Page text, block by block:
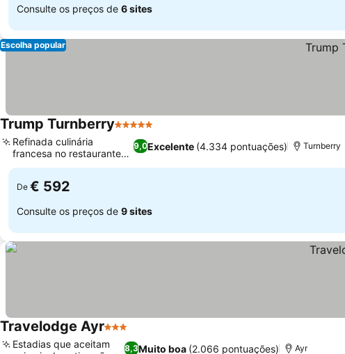
Consulte os preços de 6 sites
Escolha popular
Trump Turnberry5 Estrelas
9,0Excelente (4.334 pontuações)
Refinada culinária
francesa no restaurante
1906
Turnberry
De € 592
Consulte os preços de 9 sites
Travelodge Ayr3 Estrelas
8,3Muito boa (2.066 pontuações)
Estadias que aceitam
Ayr